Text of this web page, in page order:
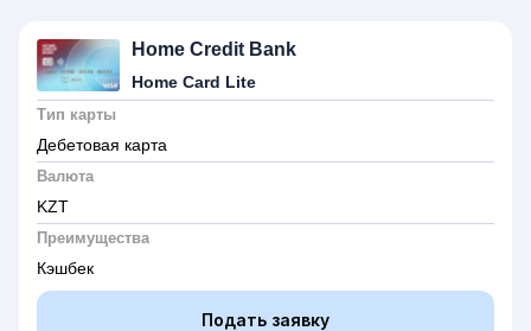
Home Credit Bank
Home Card Lite
Тип карты
Дебетовая карта
Валюта
KZT
Преимущества
Кэшбек
Подать заявку